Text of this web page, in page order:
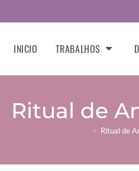
INICIO TRABALHOS
Ritual de
> Ritual de